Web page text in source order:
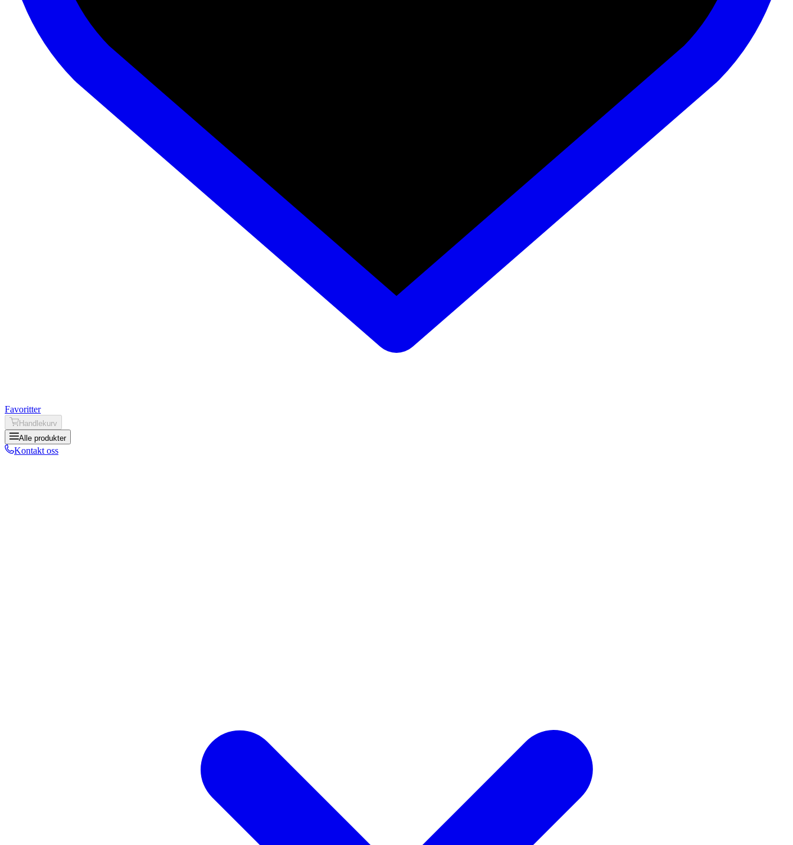
Favoritter
Handlekurv
Alle produkter
Kontakt oss